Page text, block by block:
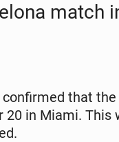
match
that
20 in Miami.